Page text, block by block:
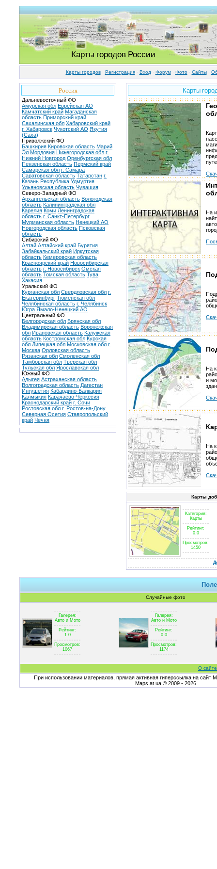
Карты городов России
Карты городов· Регистрация· Вход · Форум· Фото· Cайты·
Россия
Дальневосточный ФО
Амурская обл Еврейская АО
Камчатский край Магаданская
область Приморский край
Сахалинская обл Хабаровский край
г. Хабаровск Чукотский АО Якутия
(Саха)
Приволжский ФО
Башкирия Кировская область Марий
Эл Мордовия Нижегородская обл г.
Нижний Новгород Оренбургская обл
Пензенская область Пермский край
Самарская обл г. Самара
Саратовская область Татарстан г.
Казань Республика Удмуртия
Ульяновская область Чувашия
Северо-Западный ФО
Архангельская область Вологодская
область Калининградская обл
Карелия Коми Ленинградская
область г. Санкт-Петербург
Мурманская область Ненецкий АО
Новгородская область Псковская
область
Сибирский ФО
Алтай Алтайский край Бурятия
Забайкальский край Иркутская
область Кемеровская область
Красноярский край Новосибирская
область г. Новосибирск Омская
область Томская область Тува
Хакасия
Уральский ФО
Курганская обл Свердловская обл г.
Екатеринбург Тюменская обл
Челябинская область г. Челябинск
Югра Ямало-Ненецкий АО
Центральный ФО
Белгородская обл Брянская обл
Владимирская область Воронежская
обл Ивановская область Калужская
область Костромская обл Курская
обл Липецкая обл Московская обл г.
Москва Орловская область
Рязанская обл Смоленская обл
Тамбовская обл Тверская обл
Тульская обл Ярославская обл
Южный ФО
Адыгея Астраханская область
Волгоградская область Дагестан
Ингушетия Кабардино-Балкария
Калмыкия Карачаево-Черкесия
Краснодарский край г. Сочи
Ростовская обл г. Ростов-на-Дону
Северная Осетия Ставропольский
край Чечня
Карты
На
На
и
На
Карты
Категория:
Карты
Рейтинг:
0.0
Просмотров:
1450
Случайные фото
Галерея:
Авто и Мото
Рейтинг:
1.0
Просмотров:
1067
Галерея:
Авто и Мото
Рейтинг:
0.0
Просмотров:
1174
О
При использовании материалов, прямая активная гиперссылка на сайт
Maps.at.ua © 2009 - 2026